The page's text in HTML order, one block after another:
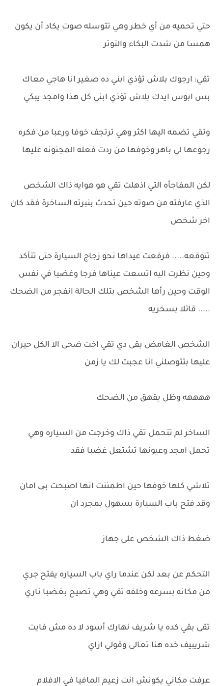
حتي تحميه من أي خطر وهي تتوسله صوت يكاد أن يكون
همسا من شدت البكاء والتوتر
تقي: ارجوك بلاش تؤذي ابني ده صغير انا هاجي معاك
بس ابوس ايدك بلاش تؤذي ابني كل هذا وامجد يبكي
وتقي تضمه اليها اكثر وهي ترتجف خوفا ورعبا من فكره
رجوعها لي باهر وخوفها من ردت فعله المجنونه عليها
لكن المفاجأه التي اذهلت تقي هو هوايه ذاك الشخص
الذي عارفته من صوته حين تحدث بنبرته الساخرة فقد كان
اخر شخص
تتوقعه..... فرفعت عيداها نحو زجاج السيارة حتى تتأكد
وحين نظرت اليه اتسعت عيناها فرجا وغضيا في نفس
الوقت وحين رأها الشخص بتلك الحالة انفجر من الضحك
..... قائلا بسخريه
الشخص الغامض بقى دي تقي اخت ضحى الا الكل حيران
عليها بتتوصلني انا عجبت لك يا زمن
ههههه وظل يقهق من الضحك
الساخر لم تتحمل تقي ذاك وخرجت من السياره وهي
تحمل امجد وعيونها تشتعل غضبا فقد
تلاشي كلها خوفها حين اطمئنت انها اصبحت بی امان
وقد فتح باب السيارة بسهول بمجرد ان
ضغط ذاك الشخص على جهاز
التحكم عن بعد لكن عندما راي باب السياره يفتح جري
من مكانه بسرعه وخلفه تقي وهي تصيح بغضبا ناري
تقى بقي كده يا شريف نهارك أسود لا ده مش فايت
شريبيف خده هنا تعالى وقولي ازاي
عرفت مكاني يكونش انت زعيم المافيا في الافلام